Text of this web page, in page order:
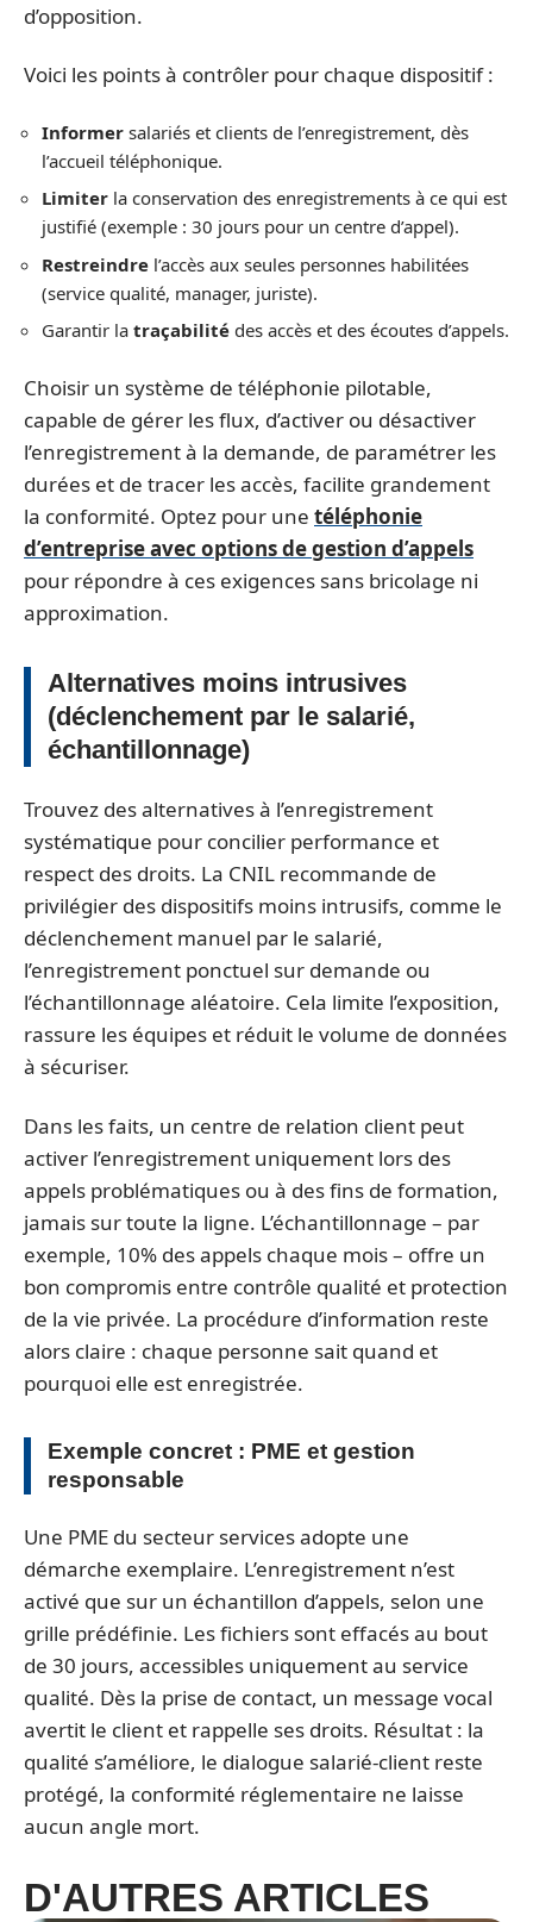
d’opposition.
Voici les points à contrôler pour chaque dispositif :
Informer salariés et clients de l’enregistrement, dès
l’accueil téléphonique.
Limiter la conservation des enregistrements à ce qui est
justifié (exemple : 30 jours pour un centre d’appel).
Restreindre l’accès aux seules personnes habilitées
(service qualité, manager, juriste).
Garantir la traçabilité des accès et des écoutes d’appels.
Choisir un système de téléphonie pilotable,
capable de gérer les flux, d’activer ou désactiver
l’enregistrement à la demande, de paramétrer les
durées et de tracer les accès, facilite grandement
la conformité. Optez pour une téléphonie
d’entreprise avec options de gestion d’appels
pour répondre à ces exigences sans bricolage ni
approximation.
Alternatives moins intrusives
(déclenchement par le salarié,
échantillonnage)
Trouvez des alternatives à l’enregistrement
systématique pour concilier performance et
respect des droits. La CNIL recommande de
privilégier des dispositifs moins intrusifs, comme le
déclenchement manuel par le salarié,
l’enregistrement ponctuel sur demande ou
l’échantillonnage aléatoire. Cela limite l’exposition,
rassure les équipes et réduit le volume de données
à sécuriser.
Dans les faits, un centre de relation client peut
activer l’enregistrement uniquement lors des
appels problématiques ou à des fins de formation,
jamais sur toute la ligne. L’échantillonnage – par
exemple, 10% des appels chaque mois – offre un
bon compromis entre contrôle qualité et protection
de la vie privée. La procédure d’information reste
alors claire : chaque personne sait quand et
pourquoi elle est enregistrée.
Exemple concret : PME et gestion
responsable
Une PME du secteur services adopte une
démarche exemplaire. L’enregistrement n’est
activé que sur un échantillon d’appels, selon une
grille prédéfinie. Les fichiers sont effacés au bout
de 30 jours, accessibles uniquement au service
qualité. Dès la prise de contact, un message vocal
avertit le client et rappelle ses droits. Résultat : la
qualité s’améliore, le dialogue salarié-client reste
protégé, la conformité réglementaire ne laisse
aucun angle mort.
D'AUTRES ARTICLES